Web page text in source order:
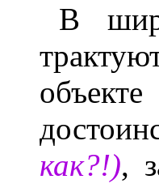
В
как?!),